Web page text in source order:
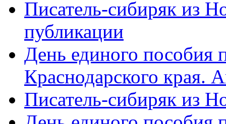
Писатель-сибиряк из
публикации
День единого пособия
Краснодарского края.
Писатель-сибиряк из